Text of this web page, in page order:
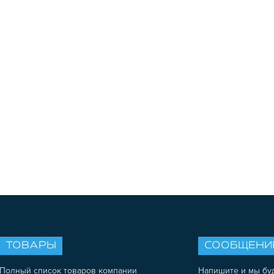
Напишите и мы
ТОВАРЫ
Полный список товаров компании